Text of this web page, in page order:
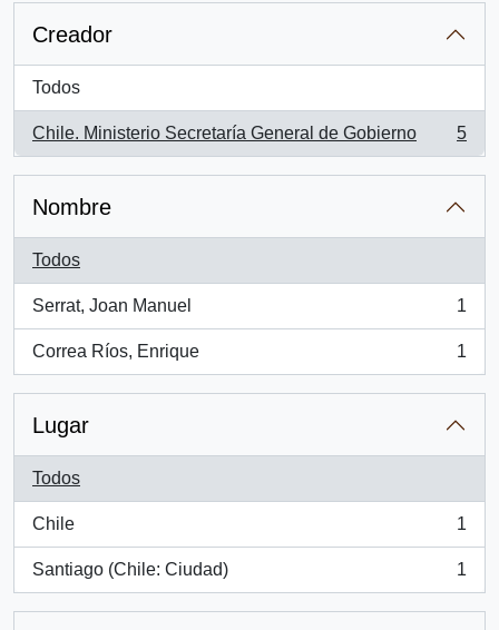
Creador
Todos
Chile. Ministerio Secretaría General de Gobierno
, 5 resultados
5
Nombre
Todos
Serrat, Joan Manuel
, 1 resultados
1
Correa Ríos, Enrique
, 1 resultados
1
Lugar
Todos
Chile
, 1 resultados
1
Santiago (Chile: Ciudad)
, 1 resultados
1